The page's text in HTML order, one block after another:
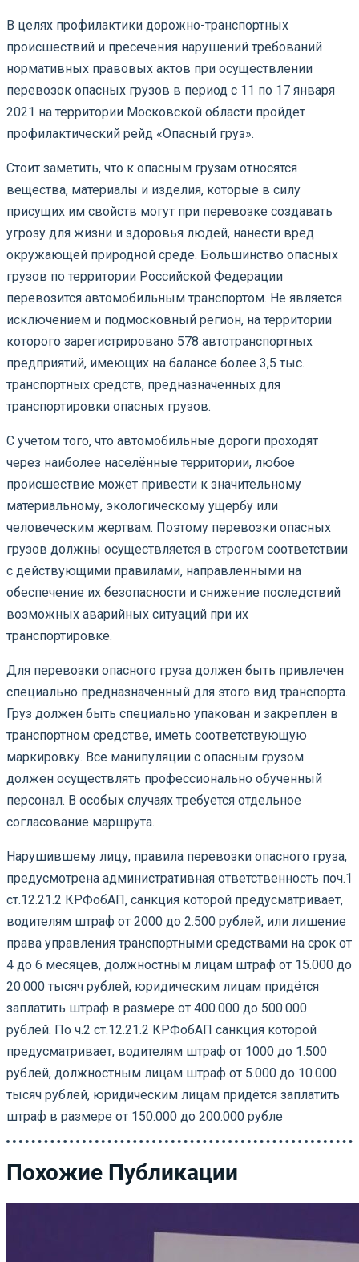
В целях профилактики дорожно-транспортных
происшествий и пресечения нарушений требований
нормативных правовых актов при осуществлении
перевозок опасных грузов в период с 11 по 17 января
2021 на территории Московской области пройдет
профилактический рейд «Опасный груз».
Стоит заметить, что к опасным грузам относятся
вещества, материалы и изделия, которые в силу
присущих им свойств могут при перевозке создавать
угрозу для жизни и здоровья людей, нанести вред
окружающей природной среде. Большинство опасных
грузов по территории Российской Федерации
перевозится автомобильным транспортом. Не является
исключением и подмосковный регион, на территории
которого зарегистрировано 578 автотранспортных
предприятий, имеющих на балансе более 3,5 тыс.
транспортных средств, предназначенных для
транспортировки опасных грузов.
С учетом того, что автомобильные дороги проходят
через наиболее населённые территории, любое
происшествие может привести к значительному
материальному, экологическому ущербу или
человеческим жертвам. Поэтому перевозки опасных
грузов должны осуществляется в строгом соответствии
с действующими правилами, направленными на
обеспечение их безопасности и снижение последствий
возможных аварийных ситуаций при их
транспортировке.
Для перевозки опасного груза должен быть привлечен
специально предназначенный для этого вид транспорта.
Груз должен быть специально упакован и закреплен в
транспортном средстве, иметь соответствующую
маркировку. Все манипуляции с опасным грузом
должен осуществлять профессионально обученный
персонал. В особых случаях требуется отдельное
согласование маршрута.
Нарушившему лицу, правила перевозки опасного груза,
предусмотрена административная ответственность поч.1
ст.12.21.2 КРФобАП, санкция которой предусматривает,
водителям штраф от 2000 до 2.500 рублей, или лишение
права управления транспортными средствами на срок от
4 до 6 месяцев, должностным лицам штраф от 15.000 до
20.000 тысяч рублей, юридическим лицам придётся
заплатить штраф в размере от 400.000 до 500.000
рублей. По ч.2 ст.12.21.2 КРФобАП санкция которой
предусматривает, водителям штраф от 1000 до 1.500
рублей, должностным лицам штраф от 5.000 до 10.000
тысяч рублей, юридическим лицам придётся заплатить
штраф в размере от 150.000 до 200.000 рубле
Похожие Публикации